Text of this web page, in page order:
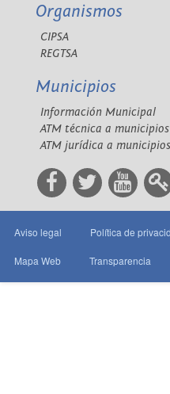
Organismos
CIPSA
REGTSA
Municipios
Información Municipal
ATM técnica a municipios
ATM jurídica a municipios
Aviso legal Política de
Mapa Web Transparencia